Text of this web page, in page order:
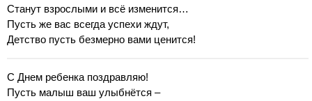
Станут взрослыми и всё изменится…
Пусть же вас всегда успехи ждут,
Детство пусть безмерно вами ценится!
С Днем ребенка поздравляю!
Пусть малыш ваш улыбнётся –